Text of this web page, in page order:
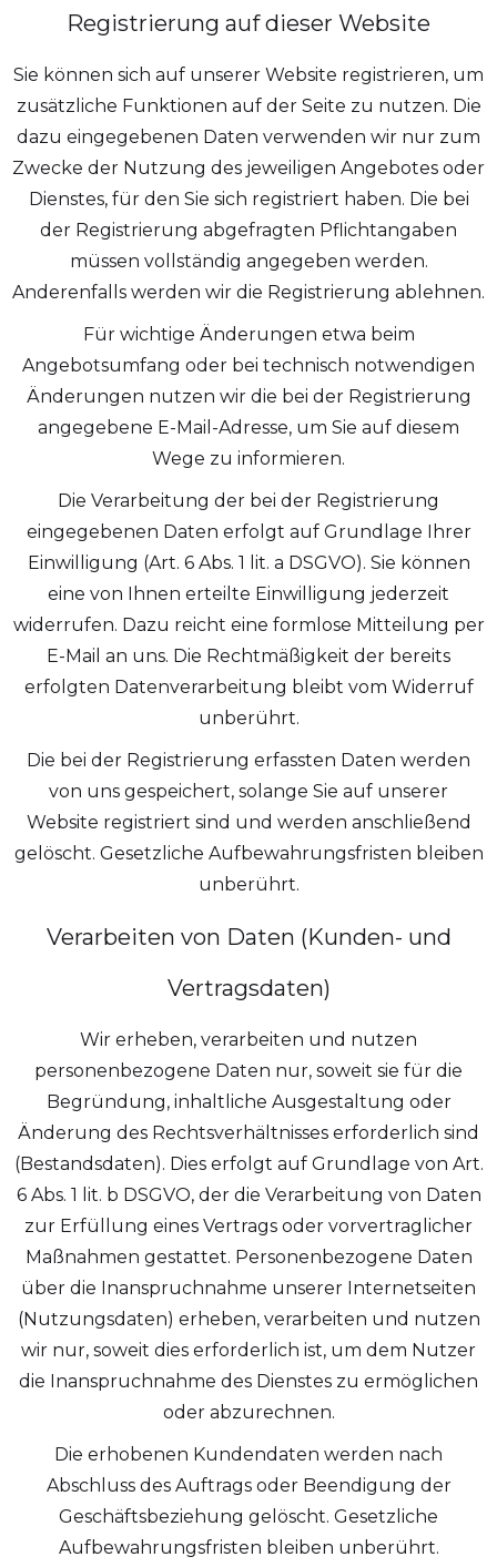
Registrierung auf dieser Website
Sie können sich auf unserer Website registrieren, um
zusätzliche Funktionen auf der Seite zu nutzen. Die
dazu eingegebenen Daten verwenden wir nur zum
Zwecke der Nutzung des jeweiligen Angebotes oder
Dienstes, für den Sie sich registriert haben. Die bei
der Registrierung abgefragten Pflichtangaben
müssen vollständig angegeben werden.
Anderenfalls werden wir die Registrierung ablehnen.
Für wichtige Änderungen etwa beim
Angebotsumfang oder bei technisch notwendigen
Änderungen nutzen wir die bei der Registrierung
angegebene E-Mail-Adresse, um Sie auf diesem
Wege zu informieren.
Die Verarbeitung der bei der Registrierung
eingegebenen Daten erfolgt auf Grundlage Ihrer
Einwilligung (Art. 6 Abs. 1 lit. a DSGVO). Sie können
eine von Ihnen erteilte Einwilligung jederzeit
widerrufen. Dazu reicht eine formlose Mitteilung per
E-Mail an uns. Die Rechtmäßigkeit der bereits
erfolgten Datenverarbeitung bleibt vom Widerruf
unberührt.
Die bei der Registrierung erfassten Daten werden
von uns gespeichert, solange Sie auf unserer
Website registriert sind und werden anschließend
gelöscht. Gesetzliche Aufbewahrungsfristen bleiben
unberührt.
Verarbeiten von Daten (Kunden- und
Vertragsdaten)
Wir erheben, verarbeiten und nutzen
personenbezogene Daten nur, soweit sie für die
Begründung, inhaltliche Ausgestaltung oder
Änderung des Rechtsverhältnisses erforderlich sind
(Bestandsdaten). Dies erfolgt auf Grundlage von Art.
6 Abs. 1 lit. b DSGVO, der die Verarbeitung von Daten
zur Erfüllung eines Vertrags oder vorvertraglicher
Maßnahmen gestattet. Personenbezogene Daten
über die Inanspruchnahme unserer Internetseiten
(Nutzungsdaten) erheben, verarbeiten und nutzen
wir nur, soweit dies erforderlich ist, um dem Nutzer
die Inanspruchnahme des Dienstes zu ermöglichen
oder abzurechnen.
Die erhobenen Kundendaten werden nach
Abschluss des Auftrags oder Beendigung der
Geschäftsbeziehung gelöscht. Gesetzliche
Aufbewahrungsfristen bleiben unberührt.